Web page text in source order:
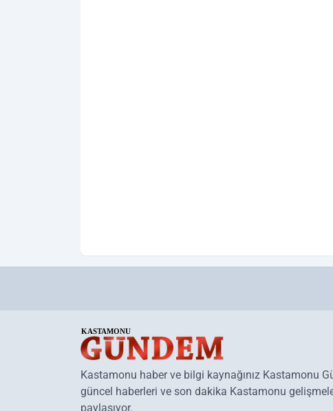
Kastamonu haber ve bilgi kaynağınız Kastamonu
güncel haberleri ve son dakika Kastamonu
paylaşıyor.